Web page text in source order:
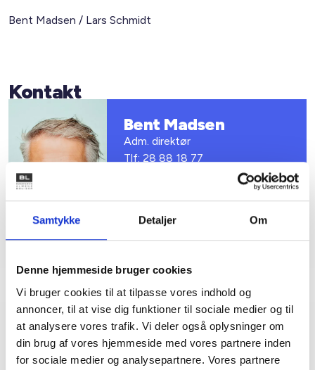
Samtykke Detaljer Om
Denne hjemmeside bruger cookies
Vi bruger cookies til at tilpasse vores indhold og
annoncer, til at vise dig funktioner til sociale medier og til
at analysere vores trafik. Vi deler også oplysninger om
din brug af vores hjemmeside med vores partnere inden
for sociale medier og analysepartnere. Vores partnere
Bent Madsen / Lars Schmidt
Kontakt
Bent Madsen
Adm. direktør
Tlf: 28 88 18 77
Relateret indhold Viden